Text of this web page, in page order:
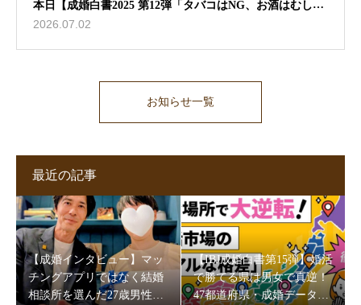
本日【成婚白書2025 第12弾「タバコはNG、お酒はむしろ
歓迎？」】ブログ更新しました🖊
2026.07.02
お知らせ一覧
最近の記事
【成婚インタビュー】マッ
チングアプリではなく結婚
相談所を選んだ27歳男性。
【IBJ成婚白書第15弾】婚活
で勝てる県は男女で真逆！
47都道府県・成婚データが